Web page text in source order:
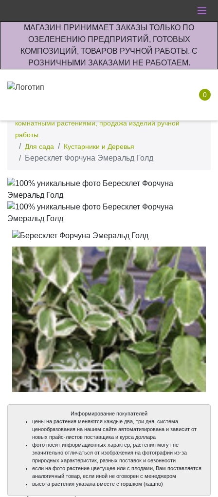
МАГАЗИН ПРИНИМАЕТ ЗАКАЗЫ ТОЛЬКО ПО
ОЗЕЛЕНЕНИЮ ПРЕДПРИЯТИЙ, ГОТОВЫХ
КОМПОЗИЦИЙ, ТОВАРОВ РУЧНОЙ РАБОТЫ. С
РОЗНИЧНЫМИ ЗАКАЗАМИ НЕ РАБОТАЕМ.
0
комнатными растениями, продажа изделий ручной
работы.
Для сада
Кустарники и Деревья
Бересклет Форчуна Эмеральд Голд
100%
100%
Информирование покупателей
цены на растения меняются каждые два, три дня, система
ценообразования на нашем сайте автоматизирована и зависит от
новых прайс-листов поставщика и курса доллара
фото носит информационных характер, растения могут не
значительно отличаться от изображения на фотографии из-за
природных характеристик, разных поставок и сезонности
если на фото растение цветущее или с плодами, Вам поставляется
аналогичный товар, если иной не оговорен с менеджером
высота растения указана вместе с горшком (кашпо)